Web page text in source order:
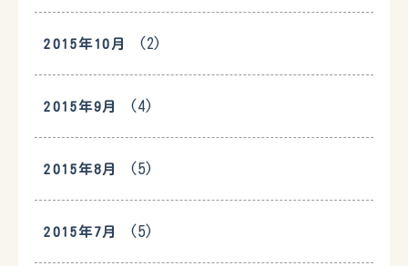
2015年10月 (2)
2015年9月 (4)
2015年8月 (5)
2015年7月 (5)